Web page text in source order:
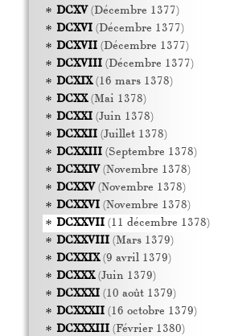
DCXV(Décembre 1377)
DCXVI(Décembre 1377)
DCXVII(Décembre 1377)
DCXVIII(Décembre 1377)
DCXIX(16 mars 1378)
DCXX(Mai 1378)
DCXXI(Juin 1378)
DCXXII(Juillet 1378)
DCXXIII(Septembre 1378)
DCXXIV(Novembre 1378)
DCXXV(Novembre 1378)
DCXXVI(Novembre 1378)
DCXXVII(11 décembre 1378)
DCXXVIII(Mars 1379)
DCXXIX(9 avril 1379)
DCXXX(Juin 1379)
DCXXXI(10 août 1379)
DCXXXII(16 octobre 1379)
DCXXXIII(Février 1380)